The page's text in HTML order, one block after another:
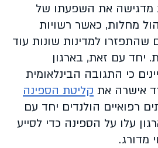
מדגישה את השפעתו של
מחלות, כאשר רשויות
שהתפזרו למדינות שונות עוד
יחד עם זאת, בארגון
כי התגובה הבינלאומית
אישרה את קליטת הספינה
רפואיים הולנדים יחד עם
עלו על הספינה כדי לסייע
מדורג.